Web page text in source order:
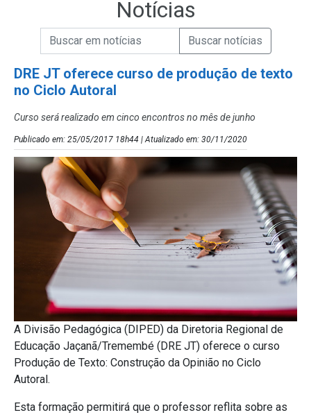
Notícias
Campo de Busca de Notícias
Campo de Busca de informaçõesEnviar a Busca de Notícias
DRE JT oferece curso de produção de texto
no Ciclo Autoral
Curso será realizado em cinco encontros no mês de junho
Publicado em: 25/05/2017 18h44 | Atualizado em: 30/11/2020
A Divisão Pedagógica (DIPED) da Diretoria Regional de
Educação Jaçanã/Tremembé (DRE JT) oferece o curso
Produção de Texto: Construção da Opinião no Ciclo
Autoral.
Esta formação permitirá que o professor reflita sobre as